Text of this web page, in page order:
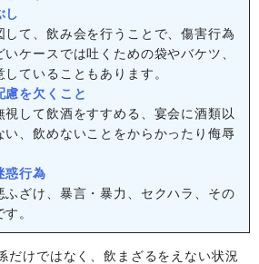
し
て、飲み会を行うことで、傷害行為
ケースでは吐くための袋やバケツ、
していることもあります。
慮を欠くこと
して飲酒をすすめる、宴会に酒類以
い、飲めないことをからかったり侮辱
惑行為
ふざけ、暴言・暴力、セクハラ、その
。
だけではなく、飲まざるをえない状況